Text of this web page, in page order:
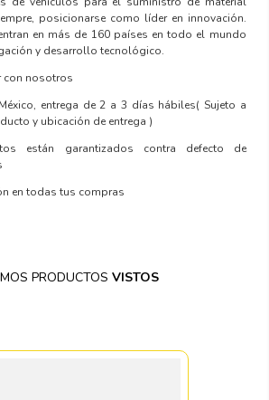
posicionarse como líder en innovación.
en más de 160 países en todo el mundo
y desarrollo tecnológico.
con nosotros
entrega de 2 a 3 días hábiles( Sujeto a
y ubicación de entrega )
están garantizados contra defecto de
en todas tus compras
PRODUCTOS VISTOS